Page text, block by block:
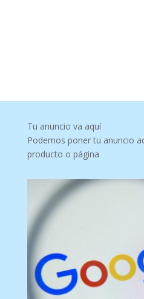
Tu anuncio va aquí
Podemos poner tu anuncio
producto o página